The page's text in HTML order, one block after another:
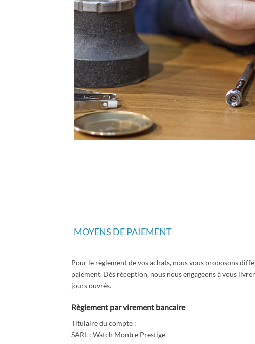
MOYENS DE PAIEMENT
Pour le règlement de vos achats, nous vous proposons
paiement. Dès réception, nous nous engageons à vous
jours ouvrés.
Règlement par virement bancaire
Titulaire du compte :
SARL : Watch Montre Prestige